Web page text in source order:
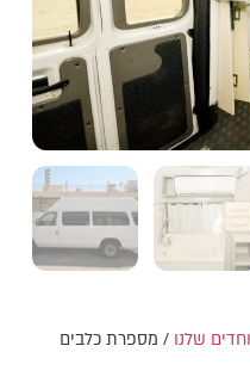
שלנו / מספרת כלבים